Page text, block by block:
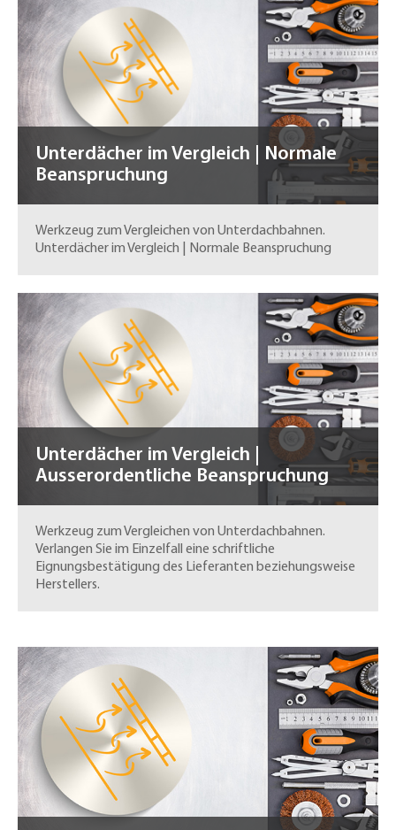
Unterdächer im Vergleich | Normale
Beanspruchung
Werkzeug zum Vergleichen von Unterdachbahnen.
Unterdächer im Vergleich | Normale Beanspruchung
Unterdächer im Vergleich |
Ausserordentliche Beanspruchung
Werkzeug zum Vergleichen von Unterdachbahnen.
Verlangen Sie im Einzelfall eine schriftliche
Eignungsbestätigung des Lieferanten beziehungsweise
Herstellers.